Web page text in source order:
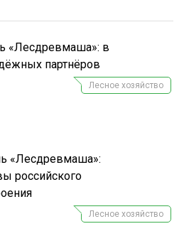
«Лесдревмаша»: в
партнёров
Лесное хозяйство
«Лесдревмаша»:
российского
Лесное хозяйство